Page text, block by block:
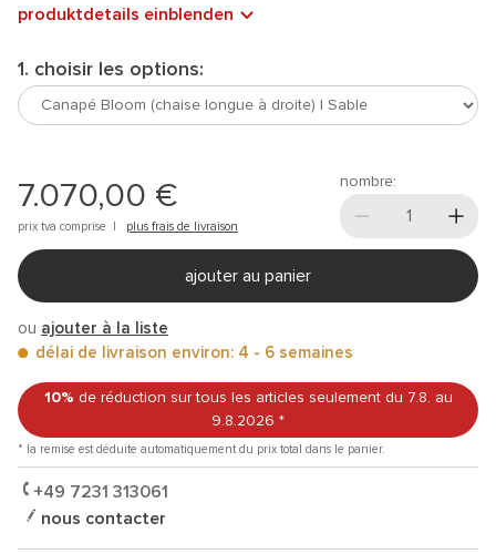
produktdetails einblenden
1. choisir les options:
7.070,00 €
prix tva comprise | plus frais de livraison
nombre:
ajouter au panier
ou ajouter à la liste
délai de livraison environ: 4 - 6 semaines
10% de réduction sur tous les articles seulement du 7.8. au
9.8.2026 *
* la remise est déduite automatiquement du prix total dans le panier.
+49 7231 313061
nous contacter